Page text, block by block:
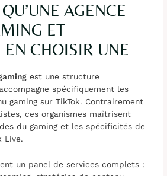
AGENCE
ET
EN CHOISIR UNE
est une structure
spécifiquement les
gaming sur TikTok. Contrairement
ces organismes maîtrisent
du gaming et les spécificités de
Live.
un panel de services complets :